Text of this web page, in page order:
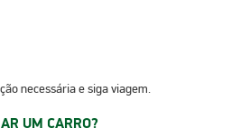
necessária e siga viagem.
UM CARRO?